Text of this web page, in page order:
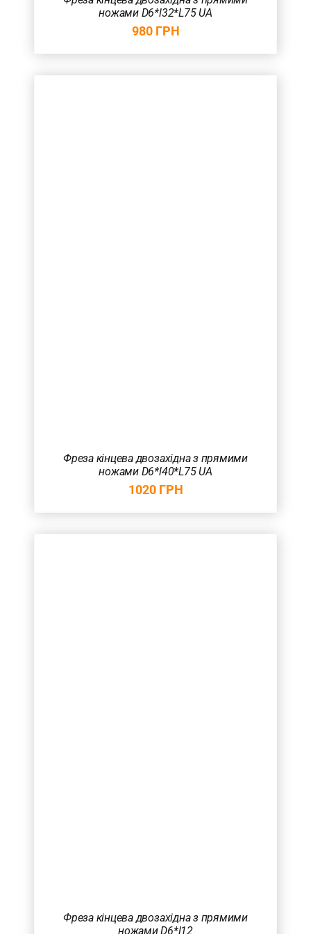
ножами D6*l32*L75 UA
980 ГРН
Фреза кінцева двозахідна з прямими
ножами D6*l40*L75 UA
1020 ГРН
Фреза кінцева двозахідна з прямими
ножами D6*l12